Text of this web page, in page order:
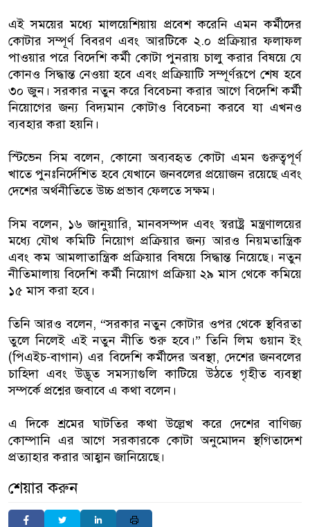
এই সময়ের মধ্যে মালয়েশিয়ায় প্রবেশ করেনি এমন কর্মীদের
কোটার সম্পূর্ণ বিবরণ এবং আরটিকে ২.০ প্রক্রিয়ার ফলাফল
পাওয়ার পরে বিদেশি কর্মী কোটা পুনরায় চালু করার বিষয়ে যে
কোনও সিদ্ধান্ত নেওয়া হবে এবং প্রক্রিয়াটি সম্পূর্ণরূপে শেষ হবে
৩০ জুন। সরকার নতুন করে বিবেচনা করার আগে বিদেশি কর্মী
নিয়োগের জন্য বিদ্যমান কোটাও বিবেচনা করবে যা এখনও
ব্যবহার করা হয়নি।
স্টিভেন সিম বলেন, কোনো অব্যবহৃত কোটা এমন গুরুত্বপূর্ণ
খাতে পুনঃনির্দেশিত হবে যেখানে জনবলের প্রয়োজন রয়েছে এবং
দেশের অর্থনীতিতে উচ্চ প্রভাব ফেলতে সক্ষম।
সিম বলেন, ১৬ জানুয়ারি, মানবসম্পদ এবং স্বরাষ্ট্র মন্ত্রণালয়ের
মধ্যে যৌথ কমিটি নিয়োগ প্রক্রিয়ার জন্য আরও নিয়মতান্ত্রিক
এবং কম আমলাতান্ত্রিক প্রক্রিয়ার বিষয়ে সিদ্ধান্ত নিয়েছে। নতুন
নীতিমালায় বিদেশি কর্মী নিয়োগ প্রক্রিয়া ২৯ মাস থেকে কমিয়ে
১৫ মাস করা হবে।
তিনি আরও বলেন, “সরকার নতুন কোটার ওপর থেকে স্থবিরতা
তুলে নিলেই এই নতুন নীতি শুরু হবে।” তিনি লিম গুয়ান ইং
(পিএইচ-বাগান) এর বিদেশি কর্মীদের অবস্থা, দেশের জনবলের
চাহিদা এবং উদ্ভূত সমস্যাগুলি কাটিয়ে উঠতে গৃহীত ব্যবস্থা
সম্পর্কে প্রশ্নের জবাবে এ কথা বলেন।
এ দিকে শ্রমের ঘাটতির কথা উল্লেখ করে দেশের বাণিজ্য
কোম্পানি এর আগে সরকারকে কোটা অনুমোদন স্থগিতাদেশ
প্রত্যাহার করার আহ্বান জানিয়েছে।
শেয়ার করুন